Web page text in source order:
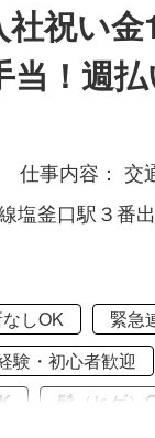
社祝い
！週
仕事内容： 交
釜口駅３番
しOK 緊急
験・初心者歓迎
髭（ヒゲ）